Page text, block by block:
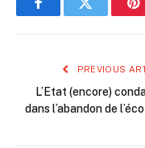
FacebookTwitter
PREVIOUS
L’Etat (encore)
dans l’abandon de